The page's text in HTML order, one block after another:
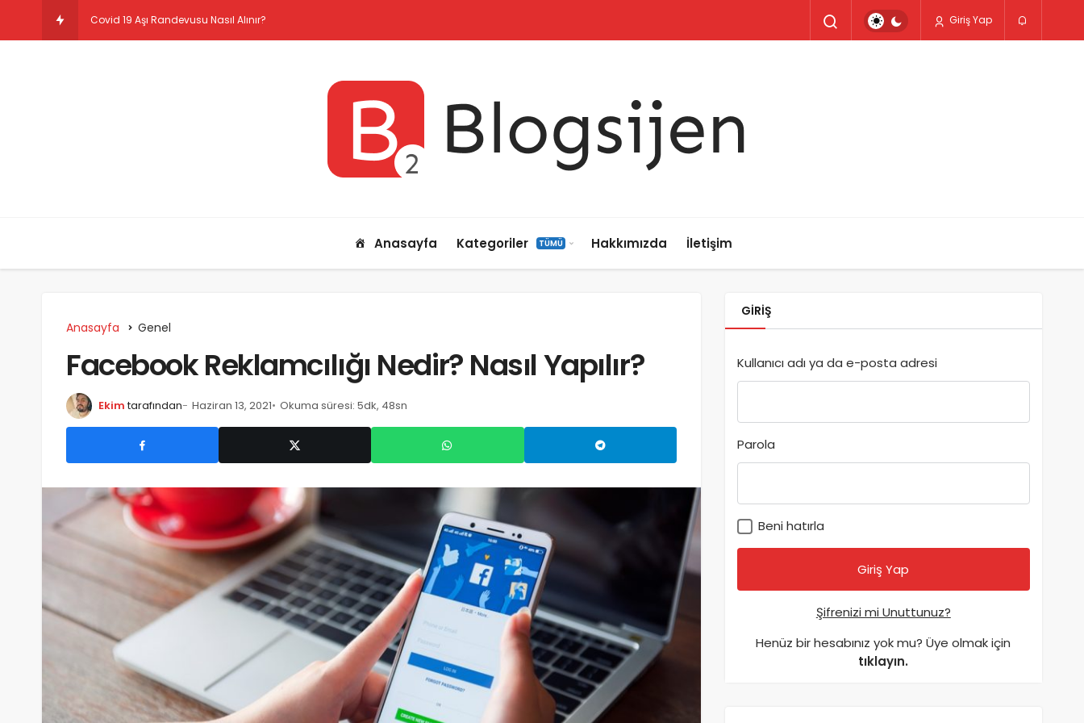
Covid 19 Aşı Randevusu Nasıl Alınır? Giriş Yap
Anasayfa Kategoriler TÜMÜ Hakkımızda İletişim
Anasayfa Genel
Facebook Reklamcılığı Nedir? Nasıl Yapılır?
Ekim tarafından Haziran 13, 2021 Okuma süresi: 5dk, 48sn
GIRIŞ
Kullanıcı adı ya da e-posta adresi
Parola
Beni hatırla
Şifrenizi mi Unuttunuz?
Henüz bir hesabınız yok mu? Üye olmak için
tıklayın.